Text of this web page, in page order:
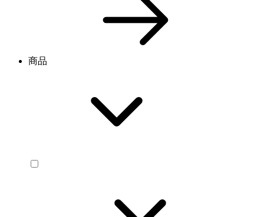
商品